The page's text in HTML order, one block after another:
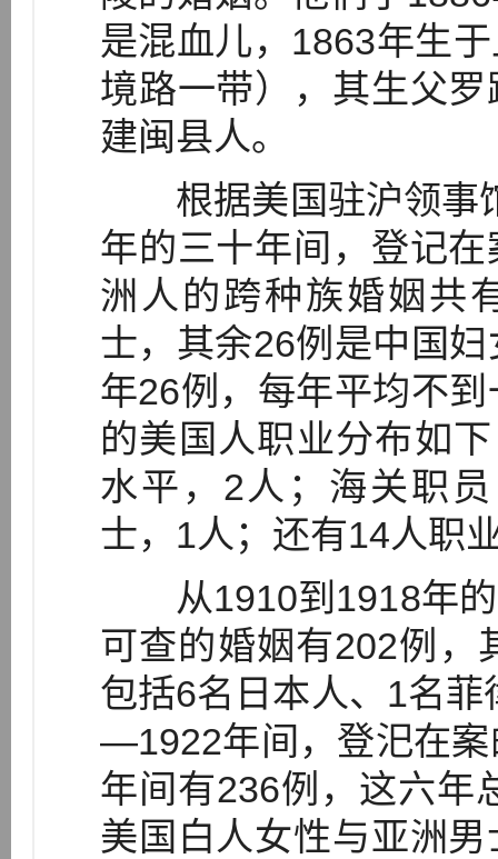
是混血儿，1863年生
境路一带），其生父
建闽县人。
根据美国驻沪领事
年的三十年间，登记
洲人的跨种族婚姻共
士，其余26例是中国
年26例，每年平均不
的美国人职业分布如
水平，2人；海关职
士，1人；还有14人职
从1910到1918年的
可查的婚姻有202例，
包括6名日本人、1名
—1922年间，登汜在
年间有236例，这六年
美国白人女性与亚洲